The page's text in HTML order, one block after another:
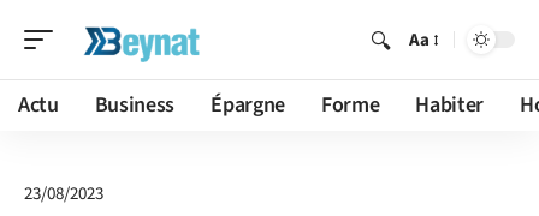
Aa
Actu Business Épargne Forme Habiter
23/08/2023